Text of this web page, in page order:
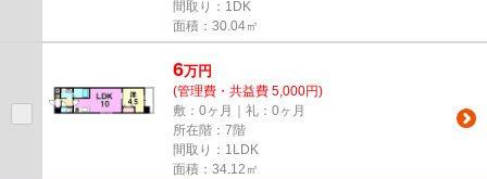
間取り：1DK
面積：30.04㎡
6万円
(管理費・共益費 5,000円)
敷：0ヶ月｜礼：0ヶ月
所在階：7階
間取り：1LDK
面積：34.12㎡